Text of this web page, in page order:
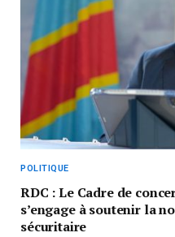
POLITIQUE
RDC : Le Cadre de
s’engage à soutenir la
sécuritaire